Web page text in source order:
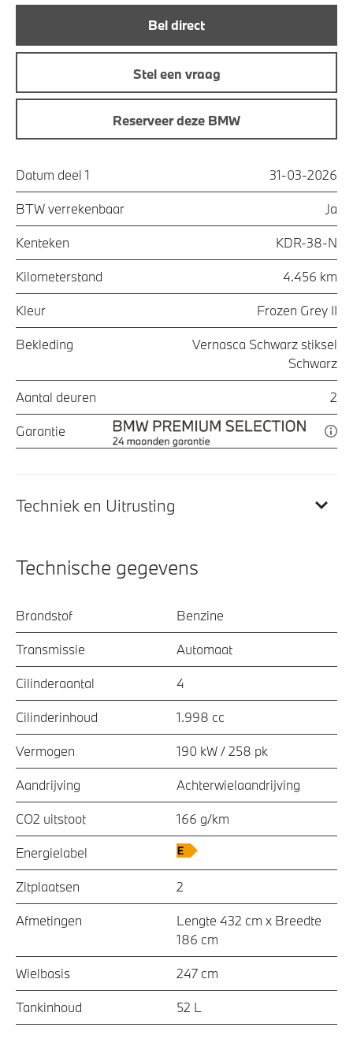
Bel direct
Stel een vraag
Reserveer deze BMW
Datum deel 1 31-03-2026
BTW verrekenbaar Ja
Kenteken KDR-38-N
Kilometerstand 4.456 km
Kleur Frozen Grey II
Bekleding
Vernasca Schwarz stiksel
Schwarz
Aantal deuren 2
Garantie
Techniek en Uitrusting
Technische gegevens
Brandstof Benzine
Transmissie Automaat
Cilinderaantal 4
Cilinderinhoud 1.998 cc
Vermogen 190 kW / 258 pk
Aandrijving Achterwielaandrijving
CO2 uitstoot 166 g/km
Energielabel
Zitplaatsen 2
Afmetingen
Lengte 432 cm x Breedte
186 cm
Wielbasis 247 cm
Tankinhoud 52 L